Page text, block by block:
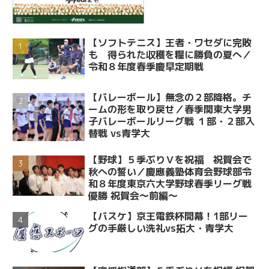
【ソフトテニス】王者・ワセダに完敗
も 得られた収穫を糧に勝負の夏へ／
令和８年度春季慶早定期戦
【バレーボール】無念の２部降格。チ
ームの形を取り戻せ／春季関東大学男
子バレーボールリーグ戦 １部・２部入
替戦 vs青学大
【野球】５季ぶりＶを祝福 祝賀会で
秋への誓い／慶應義塾体育会野球部令
和８年度東京六大学野球春季リーグ戦
優勝 祝賀会～前編～
【バスケ】京王電鉄杯開幕！1部リー
グの手厳しい洗礼vs拓大・青学大